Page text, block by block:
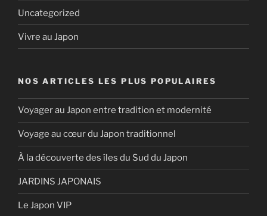
Uncategorized
Vivre au Japon
NOS ARTICLES LES PLUS POPULAIRES
Voyager au Japon entre tradition et modernité
Voyage au cœur du Japon traditionnel
À la découverte des îles du Sud du Japon
JARDINS JAPONAIS
Le Japon VIP